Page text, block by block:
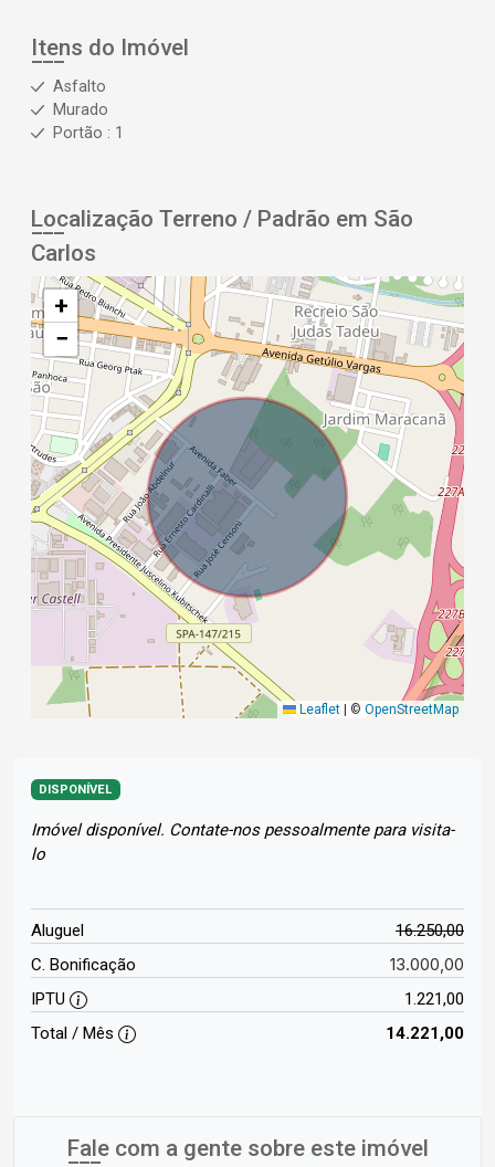
Itens do Imóvel
Asfalto
Murado
Portão : 1
Localização Terreno / Padrão em São
Carlos
+
−
Leaflet © OpenStreetMap
DISPONÍVEL
Imóvel disponível. Contate-nos pessoalmente para visita-
lo
Aluguel
16.250,00
C. Bonificação
13.000,00
IPTU
1.221,00
Total / Mês
14.221,00
Fale com a gente sobre este imóvel